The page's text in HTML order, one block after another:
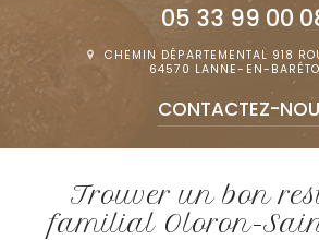
05 33 99 00
CHEMIN DÉPARTEMENTAL 918
64570 LANNE-EN-
CONTACTEZ-
Trouver un bon
familial Oloron-